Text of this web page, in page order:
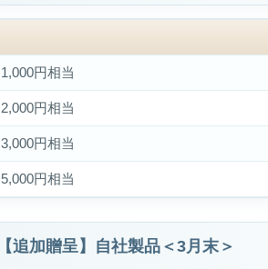
1,000円相当
2,000円相当
3,000円相当
5,000円相当
【追加贈呈】自社製品＜3月末＞